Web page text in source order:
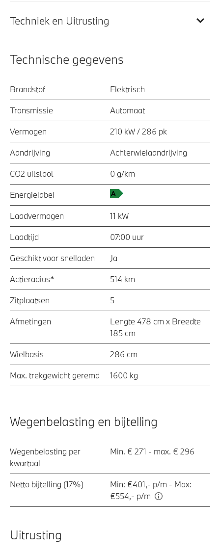
Techniek en Uitrusting
Technische gegevens
Brandstof Elektrisch
Transmissie Automaat
Vermogen 210 kW / 286 pk
Aandrijving Achterwielaandrijving
CO2 uitstoot 0 g/km
Energielabel
Laadvermogen 11 kW
Laadtijd 07:00 uur
Geschikt voor snelladen Ja
Actieradius* 514 km
Zitplaatsen 5
Afmetingen
Lengte 478 cm x Breedte
185 cm
Wielbasis 286 cm
Max. trekgewicht geremd 1600 kg
Wegenbelasting en bijtelling
Wegenbelasting per
kwartaal
Min. € 271 - max. € 296
Netto bijtelling (17%)
Min: €401,- p/m - Max:
€554,- p/m
Uitrusting